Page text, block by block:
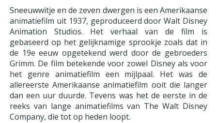
Sneeuwwitje en de zeven dwergen is een Amerikaanse
animatiefilm uit 1937, geproduceerd door Walt Disney
Animation Studios. Het verhaal van de film is
gebaseerd op het gelijknamige sprookje zoals dat in
de 19e eeuw opgetekend werd door de gebroeders
Grimm. De film betekende voor zowel Disney als voor
het genre animatiefilm een mijlpaal. Het was de
allereerste Amerikaanse animatiefilm ooit die langer
dan een uur duurde. Tevens was het de eerste in de
reeks van lange animatiefilms van The Walt Disney
Company, die tot op heden loopt.